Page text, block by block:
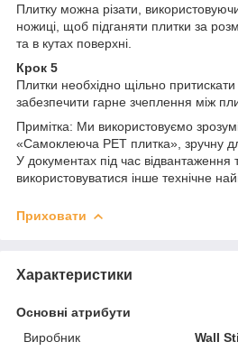
Плитку можна різати,
ножиці, щоб підганяти плитки за
та в кутах поверхні.
Крок 5
Плитки необхідно щільно
забезпечити гарне зчеплення між
Примітка: Ми використовуємо
«Самоклеюча PET плитка», зручну
У документах під час
використовуватися інше технічне
Приховати
Характеристики
Основні атрибути
Виробник
Wall